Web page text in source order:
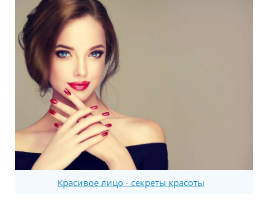
Красивое лицо - секреты красоты